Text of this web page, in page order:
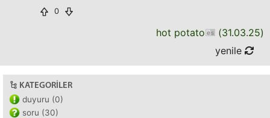
0
hot potato (31.03.25)
yenile
KATEGORILER
duyuru (0)
soru (30)